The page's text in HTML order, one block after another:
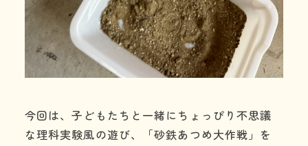
体験に行ってみる
お問い合わせ
今回は、子どもたちと一緒にちょっぴり不思議
な理科実験風の遊び、「砂鉄あつめ大作戦」を